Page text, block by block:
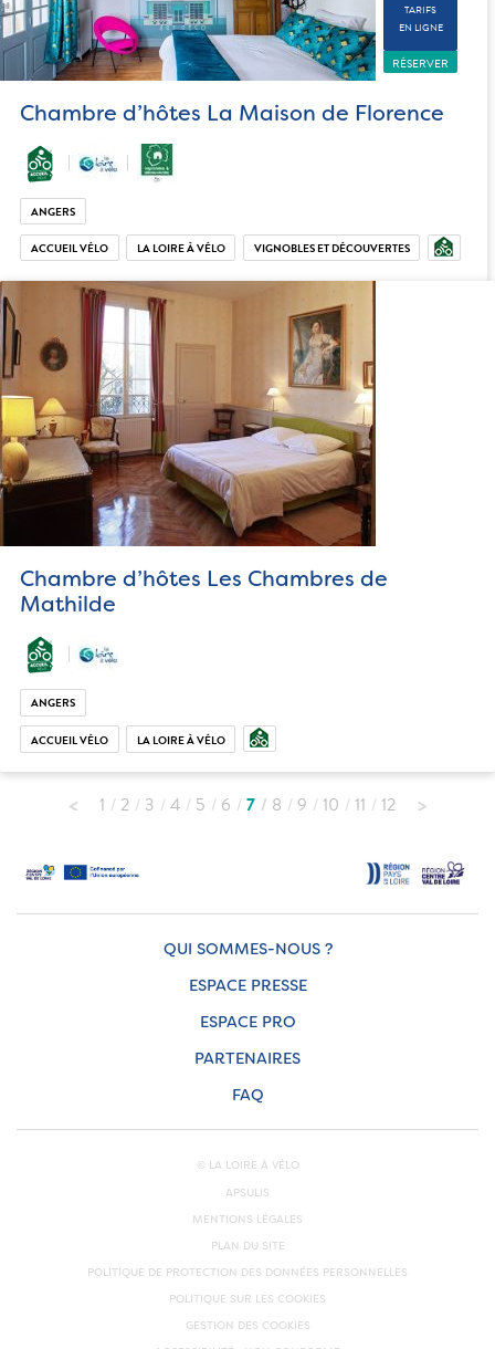
TARIFS
EN LIGNE
RÉSERVER
Chambre d’hôtes La Maison de Florence
ANGERS
ACCUEIL VÉLO LA LOIRE À VÉLO VIGNOBLES ET DÉCOUVERTES
Chambre d’hôtes Les Chambres de
Mathilde
ANGERS
ACCUEIL VÉLO LA LOIRE À VÉLO
1 2 3 4 5 6 7 8 9 10 11 12
QUI SOMMES-NOUS ?
ESPACE PRESSE
ESPACE PRO
PARTENAIRES
FAQ
© LA LOIRE À VÉLO
APSULIS
MENTIONS LÉGALES
PLAN DU SITE
POLITIQUE DE PROTECTION DES DONNÉES PERSONNELLES
POLITIQUE SUR LES COOKIES
GESTION DES COOKIES